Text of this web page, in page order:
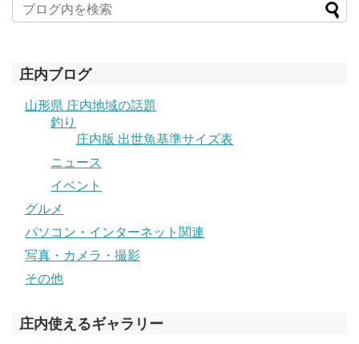
庄内ブログ
山形県 庄内地域の話題
釣り
庄内版 出世魚基準サイズ表
ニュース
イベント
グルメ
パソコン・インターネット関連
写真・カメラ・撮影
その他
庄内使えるギャラリー